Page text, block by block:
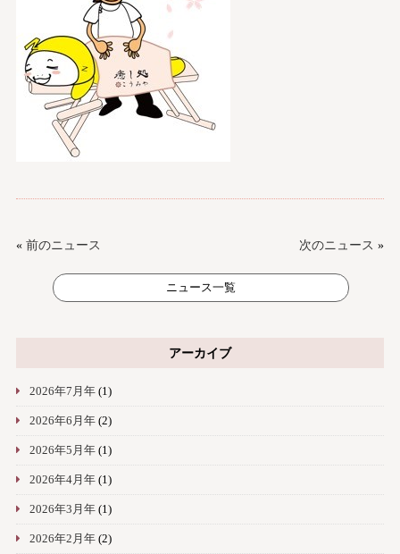
« 前のニュース 次のニュース »
ニュース一覧
アーカイブ
2026年7月年(1)
2026年6月年(2)
2026年5月年(1)
2026年4月年(1)
2026年3月年(1)
2026年2月年(2)